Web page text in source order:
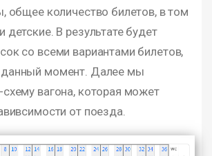
общее количество билетов, в том
детские. В результате будет
со всеми вариантами билетов,
момент. Далее мы
вагона, которая может
от поезда.